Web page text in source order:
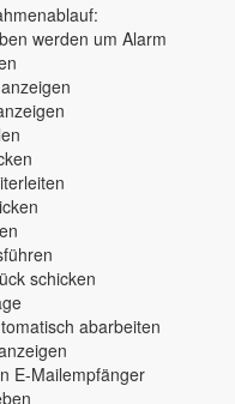
werden um Alarm
schicken
abarbeiten
E-Mailempfänger